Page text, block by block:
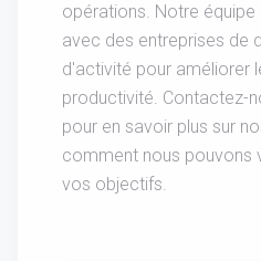
opérations. Notre
avec des entreprises de
d'activité pour améliorer
productivité. Contactez-
pour en savoir plus sur
comment nous pouvons
vos objectifs.